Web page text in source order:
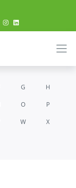
G H
O P
W X